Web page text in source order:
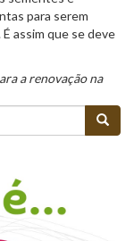
para serem
assim que se deve
a renovação na